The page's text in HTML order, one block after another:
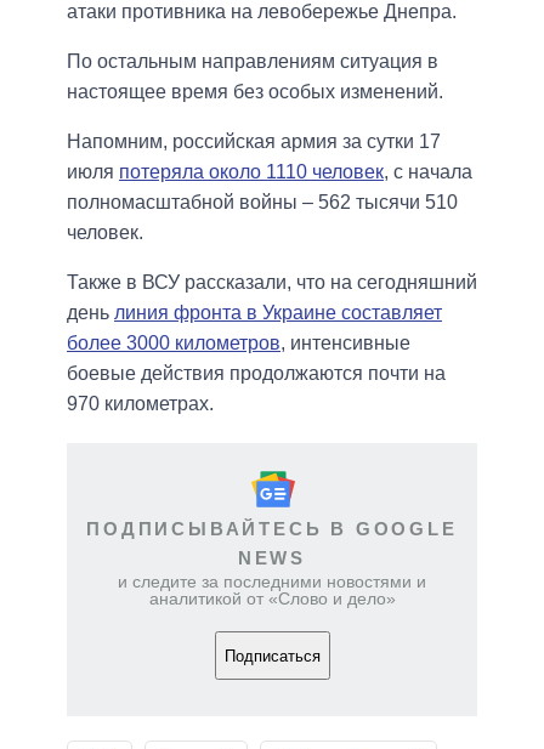
атаки противника на левобережье Днепра.
По остальным направлениям ситуация в
настоящее время без особых изменений.
Напомним, российская армия за сутки 17
июля потеряла около 1110 человек, с начала
полномасштабной войны – 562 тысячи 510
человек.
Также в ВСУ рассказали, что на сегодняшний
день линия фронта в Украине составляет
более 3000 километров, интенсивные
боевые действия продолжаются почти на
970 километрах.
ПОДПИСЫВАЙТЕСЬ В GOOGLE
NEWS
и следите за последними новостями и
аналитикой от «Слово и дело»
Подписаться